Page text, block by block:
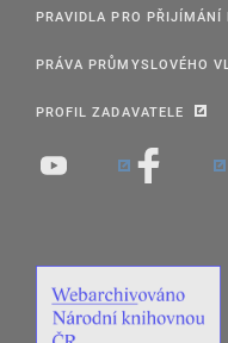
PRAVIDLA PRO PŘIJÍMÁNÍ
PRÁVA PRŮMYSLOVÉHO
PROFIL ZADAVATELE